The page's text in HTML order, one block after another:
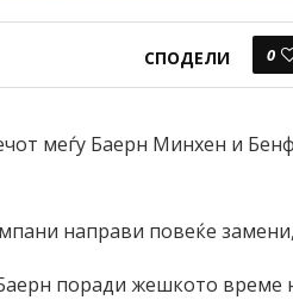
СПОДЕЛИ 0
меѓу Баерн Минхен и
направи повеќе
поради жешкото време